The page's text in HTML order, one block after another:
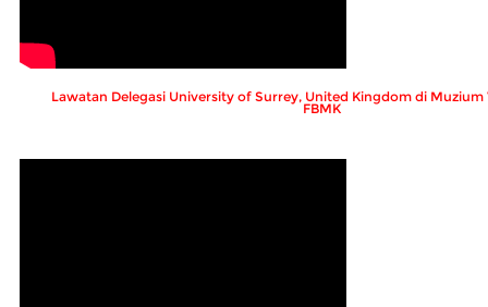
Lawatan Delegasi University of Surrey, United Kingdom di
FBMK